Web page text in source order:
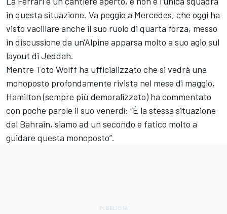
in questa situazione. Va peggio a Mercedes, che oggi ha
visto vacillare anche il suo ruolo di quarta forza, messo
in discussione da un'Alpine apparsa molto a suo agio sul
layout di Jeddah.
Mentre Toto Wolff ha ufficializzato che si vedrà una
monoposto profondamente rivista nel mese di maggio,
Hamilton (sempre più demoralizzato) ha commentato
con poche parole il suo venerdì: “È la stessa situazione
del Bahrain, siamo ad un secondo e fatico molto a
guidare questa monoposto”.